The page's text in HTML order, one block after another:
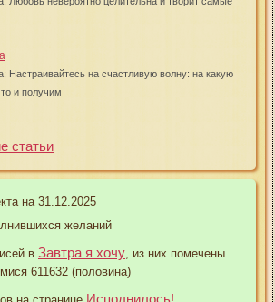
Настраивайтесь на счастливую волну: на какую
и получим
статьи
на 31.12.2025
желаний
в Завтра я хочу , из них помечены
611632 (половина)
на странице Исполнилось!